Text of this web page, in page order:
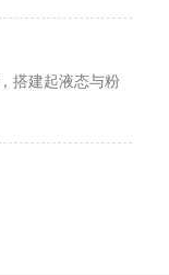
搭建起液态与粉